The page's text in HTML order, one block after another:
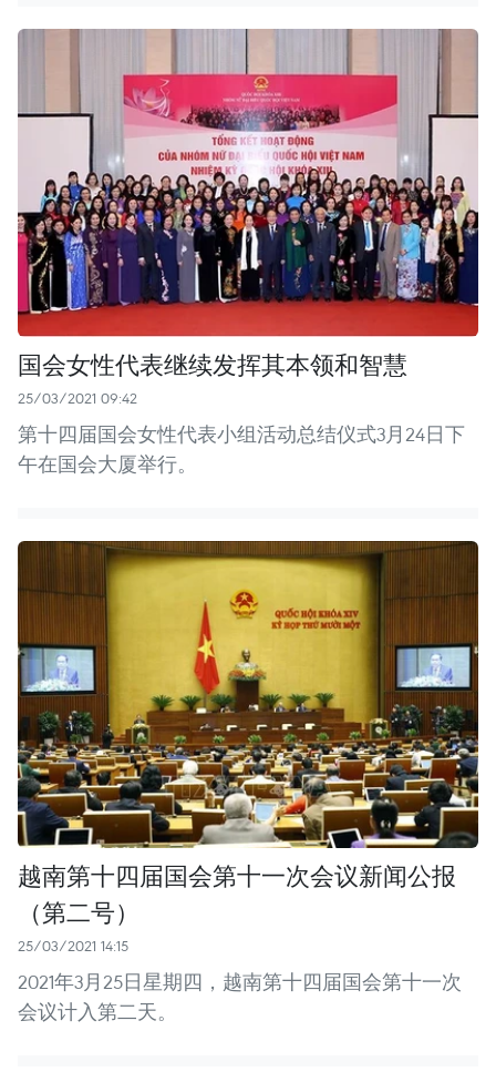
国会女性代表继续发挥其本领和智慧
25/03/2021 09:42
第十四届国会女性代表小组活动总结仪式3月24日下
午在国会大厦举行。
越南第十四届国会第十一次会议新闻公报
（第二号）
25/03/2021 14:15
2021年3月25日星期四，越南第十四届国会第十一次
会议计入第二天。